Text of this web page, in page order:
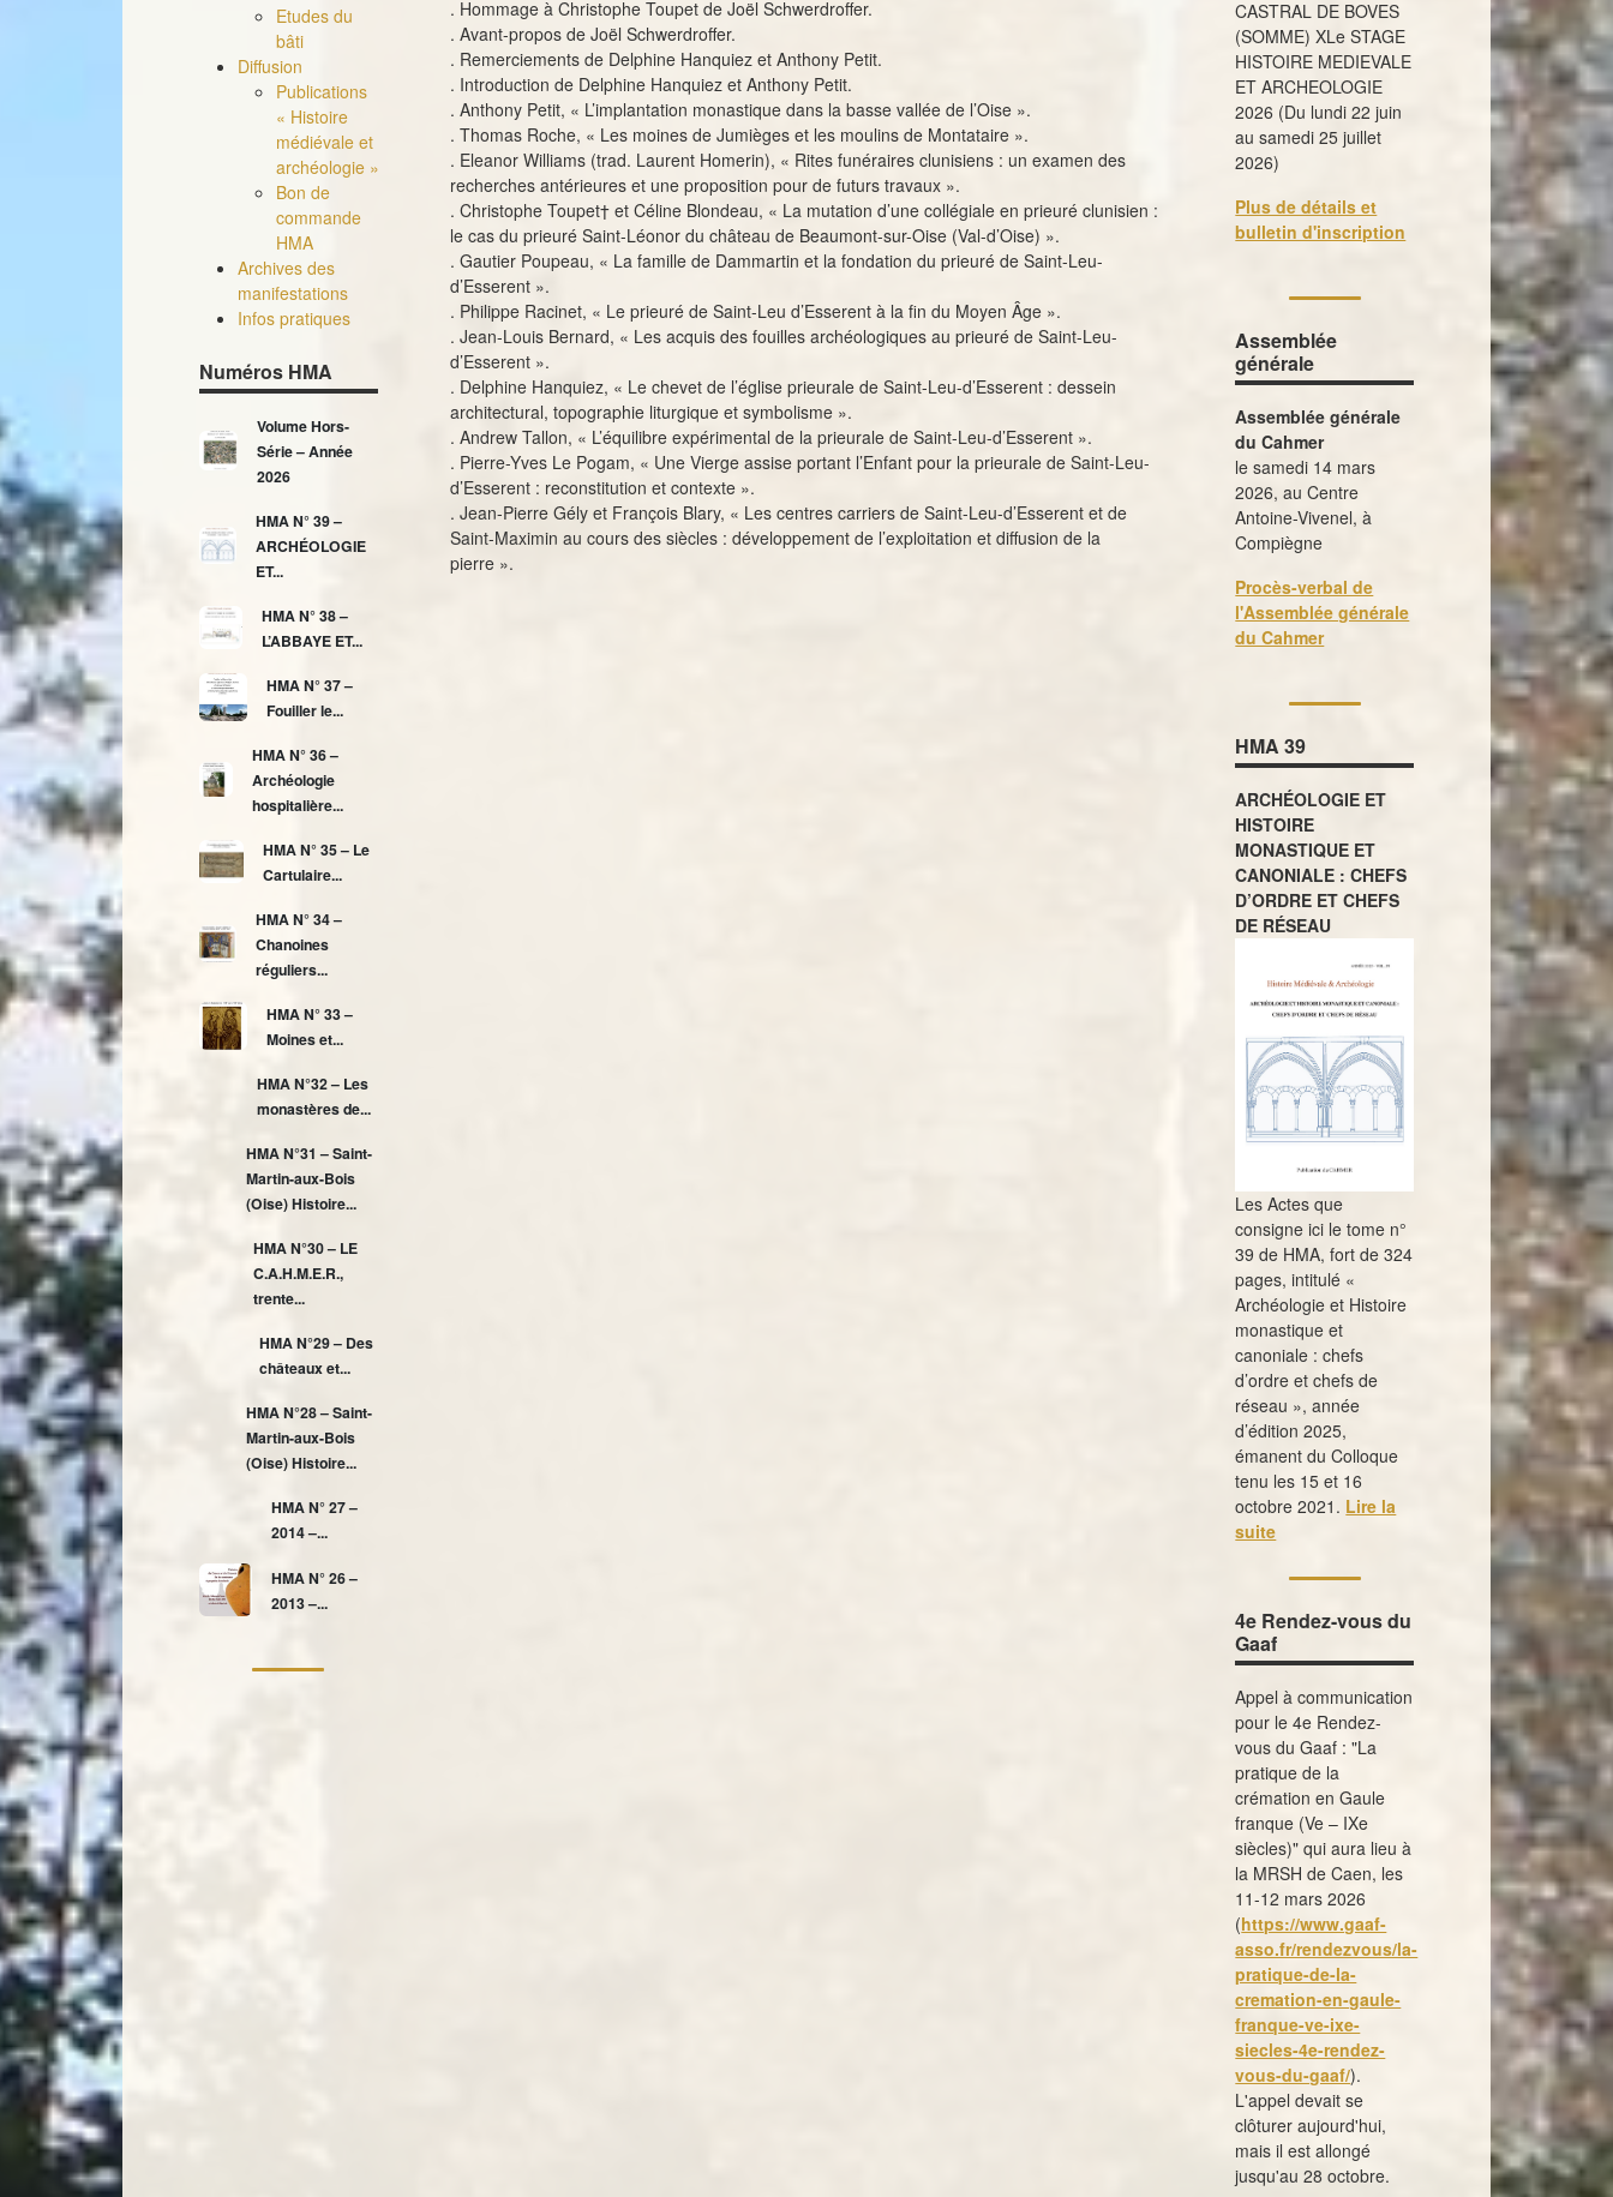
Etudes du
bâti
Diffusion
Publications
« Histoire
médiévale et
archéologie »
Bon de
commande
HMA
Archives des
manifestations
Infos pratiques
Numéros HMA
Volume Hors-
Série – Année
2026
HMA N° 39 –
ARCHÉOLOGIE
ET...
HMA N° 38 –
L’ABBAYE ET...
HMA N° 37 –
Fouiller le...
HMA N° 36 –
Archéologie
hospitalière...
HMA N° 35 – Le
Cartulaire...
HMA N° 34 –
Chanoines
réguliers...
HMA N° 33 –
Moines et...
HMA N°32 – Les
monastères de...
HMA N°31 – Saint-
Martin-aux-Bois
(Oise) Histoire...
HMA N°30 – LE
C.A.H.M.E.R.,
trente...
HMA N°29 – Des
châteaux et...
HMA N°28 – Saint-
Martin-aux-Bois
(Oise) Histoire...
HMA N° 27 –
2014 –...
HMA N° 26 –
2013 –...
. Hommage à Christophe Toupet de Joël Schwerdroffer.
. Avant-propos de Joël Schwerdroffer.
. Remerciements de Delphine Hanquiez et Anthony Petit.
. Introduction de Delphine Hanquiez et Anthony Petit.
. Anthony Petit, « L’implantation monastique dans la basse vallée de l’Oise ».
. Thomas Roche, « Les moines de Jumièges et les moulins de Montataire ».
. Eleanor Williams (trad. Laurent Homerin), « Rites funéraires clunisiens : un examen des
recherches antérieures et une proposition pour de futurs travaux ».
. Christophe Toupet† et Céline Blondeau, « La mutation d’une collégiale en prieuré clunisien :
le cas du prieuré Saint-Léonor du château de Beaumont-sur-Oise (Val-d’Oise) ».
. Gautier Poupeau, « La famille de Dammartin et la fondation du prieuré de Saint-Leu-
d’Esserent ».
. Philippe Racinet, « Le prieuré de Saint-Leu d’Esserent à la fin du Moyen Âge ».
. Jean-Louis Bernard, « Les acquis des fouilles archéologiques au prieuré de Saint-Leu-
d’Esserent ».
. Delphine Hanquiez, « Le chevet de l’église prieurale de Saint-Leu-d’Esserent : dessein
architectural, topographie liturgique et symbolisme ».
. Andrew Tallon, « L’équilibre expérimental de la prieurale de Saint-Leu-d’Esserent ».
. Pierre-Yves Le Pogam, « Une Vierge assise portant l’Enfant pour la prieurale de Saint-Leu-
d’Esserent : reconstitution et contexte ».
. Jean-Pierre Gély et François Blary, « Les centres carriers de Saint-Leu-d’Esserent et de
Saint-Maximin au cours des siècles : développement de l’exploitation et diffusion de la
pierre ».
CASTRAL DE BOVES
(SOMME) XLe STAGE
HISTOIRE MEDIEVALE
ET ARCHEOLOGIE
2026 (Du lundi 22 juin
au samedi 25 juillet
2026)
Plus de détails et
bulletin d'inscription
Assemblée
générale
Assemblée générale
du Cahmer
le samedi 14 mars
2026, au Centre
Antoine-Vivenel, à
Compiègne
Procès-verbal de
l'Assemblée générale
du Cahmer
HMA 39
ARCHÉOLOGIE ET
HISTOIRE
MONASTIQUE ET
CANONIALE : CHEFS
D’ORDRE ET CHEFS
DE RÉSEAU
Les Actes que
consigne ici le tome n°
39 de HMA, fort de 324
pages, intitulé «
Archéologie et Histoire
monastique et
canoniale : chefs
d’ordre et chefs de
réseau », année
d’édition 2025,
émanent du Colloque
tenu les 15 et 16
octobre 2021. Lire la
suite
4e Rendez-vous du
Gaaf
Appel à communication
pour le 4e Rendez-
vous du Gaaf : "La
pratique de la
crémation en Gaule
franque (Ve – IXe
siècles)" qui aura lieu à
la MRSH de Caen, les
11-12 mars 2026
(https://www.gaaf-
asso.fr/rendezvous/la-
pratique-de-la-
cremation-en-gaule-
franque-ve-ixe-
siecles-4e-rendez-
vous-du-gaaf/).
L'appel devait se
clôturer aujourd'hui,
mais il est allongé
jusqu'au 28 octobre.